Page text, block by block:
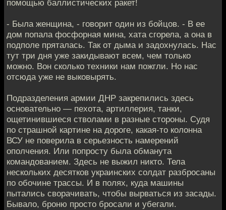
помощью баллистических ракет!
- Была женщина, - говорит один из бойцов. - В ее
дом попала фосфорная мина, хата сгорела, а она в
подполе пряталась. Так от дыма и задохнулась. Нас
тут три дня уже закидывают всем, чем только
можно. Вон сколько техники нам пожгли. Но нас
отсюда уже не выковырять.
Подразделения армии ДНР закрепились здесь
основательно — пехота, артиллерия, танки,
ощетинившиеся стволами в разные стороны. Судя
по страшной картине на дороге, какая-то колонна
ВСУ не поверила в серьезность намерений
ополчения. Или попросту была обманута
командованием. Здесь не выжил никто. Тела
нескольких десятков украинских солдат разбросаны
по обочине трассы. И в полях, куда машины
пытались сворачивать, чтобы вырваться из засады.
Бывало, броню просто бросали и убегали.